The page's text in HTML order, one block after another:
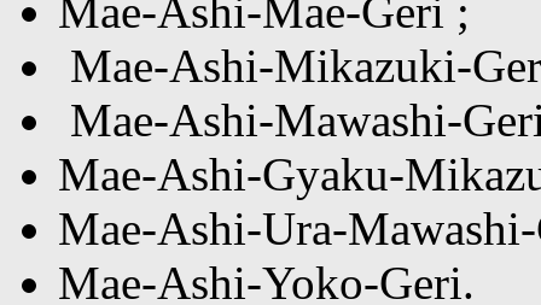
Mae-Ashi-Mae-Geri ;
Mae-Ashi-Mikazuki-
Mae-Ashi-Mawashi-
Mae-Ashi-Gyaku-
Mae-Ashi-Ura-
Mae-Ashi-Yoko-Geri.